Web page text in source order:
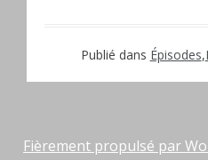
Publié dans Épisodes,
Fièrement propulsé par